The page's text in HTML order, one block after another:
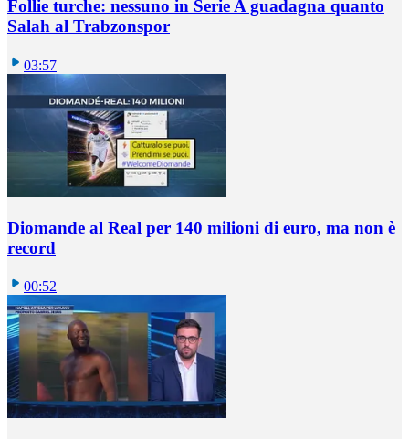
Follie turche: nessuno in Serie A guadagna quanto
Salah al Trabzonspor
03:57
Diomande al Real per 140 milioni di euro, ma non è
record
00:52